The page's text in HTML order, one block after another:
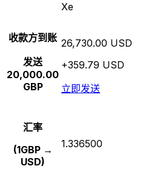
Xe
收款方到账
发送
20,000.00
GBP
26,730.00 USD
+359.79 USD
立即发送
汇率
(1GBP →
USD)
1.336500